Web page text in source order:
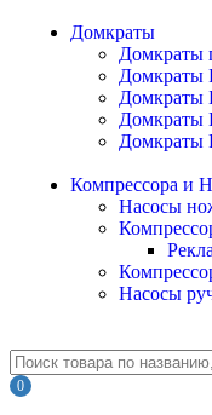
Домкраты
Домкраты
Домкраты
Домкраты
Домкраты
Домкраты
Компрессора и
Насосы
Насосы
0